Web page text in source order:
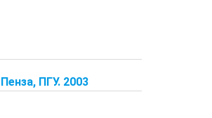
ПГУ. 2003